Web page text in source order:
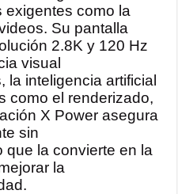
exigentes como la
Su pantalla
2.8K y 120 Hz
visual
la inteligencia artificial
como el renderizado,
X Power asegura
sin
que la convierte en la
la